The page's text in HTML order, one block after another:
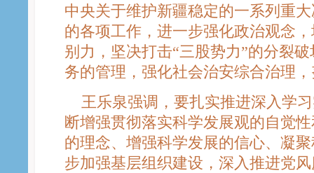
中央关于维护新疆稳定的一系列重
的各项工作，进一步强化政治观念
别力，坚决打击“三股势力”的分裂
务的管理，强化社会治安综合治理
王乐泉强调，要扎实推进深入学
断增强贯彻落实科学发展观的自觉
的理念、增强科学发展的信心、凝
步加强基层组织建设，深入推进党